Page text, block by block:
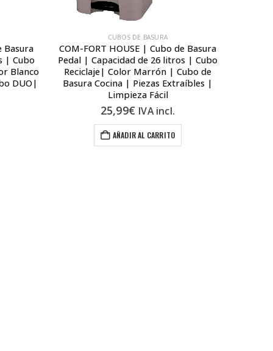
Basura
| Cubo
Blanco
DUO|
CUBOS DE BASURA
COM-FORT HOUSE | Cubo de Basura
Pedal | Capacidad de 26 litros | Cubo
Reciclaje| Color Marrón | Cubo de
Basura Cocina | Piezas Extraíbles |
Limpieza Fácil
25,99€ IVA incl.
AÑADIR AL CARRITO